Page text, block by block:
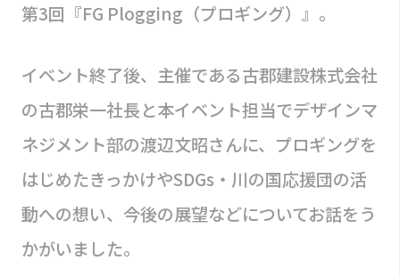
第3回『FG Plogging（プロギング）』。
イベント終了後、主催である古郡建設株式会社
の古郡栄一社長と本イベント担当でデザインマ
ネジメント部の渡辺文昭さんに、プロギングを
はじめたきっかけやSDGs・川の国応援団の活
動への想い、今後の展望などについてお話をう
かがいました。